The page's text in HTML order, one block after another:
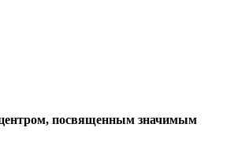
центром, посвященным значимым